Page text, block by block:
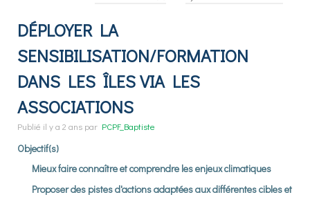
DÉPLOYER LA
SENSIBILISATION/FORMATION
DANS LES ÎLES VIA LES
ASSOCIATIONS
Publié il y a 2 ans par PCPF_Baptiste
Objectif(s)
Mieux faire connaître et comprendre les enjeux climatiques
Proposer des pistes d'actions adaptées aux différentes cibles et